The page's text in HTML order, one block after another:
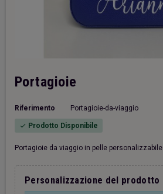
Portagioie
Riferimento Portagioie-da-viaggio
check Prodotto Disponibile
Portagioie da viaggio in pelle personalizzabile
Personalizzazione del prodotto